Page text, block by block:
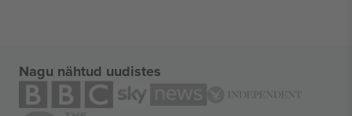
Nagu nähtud uudistes